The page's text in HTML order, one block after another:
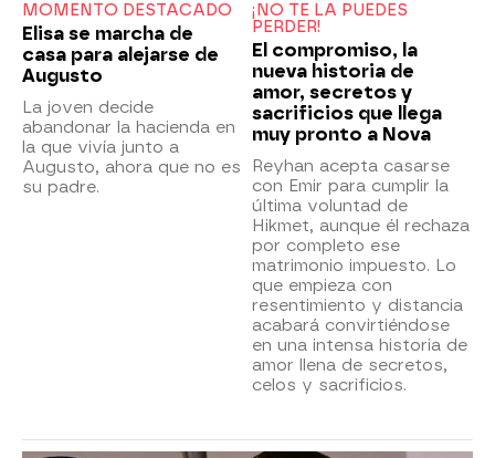
MOMENTO DESTACADO
Elisa se marcha de
casa para alejarse de
Augusto
La joven decide
abandonar la hacienda en
la que vivía junto a
Augusto, ahora que no es
su padre.
¡NO TE LA PUEDES
PERDER!
El compromiso, la
nueva historia de
amor, secretos y
sacrificios que llega
muy pronto a Nova
Reyhan acepta casarse
con Emir para cumplir la
última voluntad de
Hikmet, aunque él rechaza
por completo ese
matrimonio impuesto. Lo
que empieza con
resentimiento y distancia
acabará convirtiéndose
en una intensa historia de
amor llena de secretos,
celos y sacrificios.